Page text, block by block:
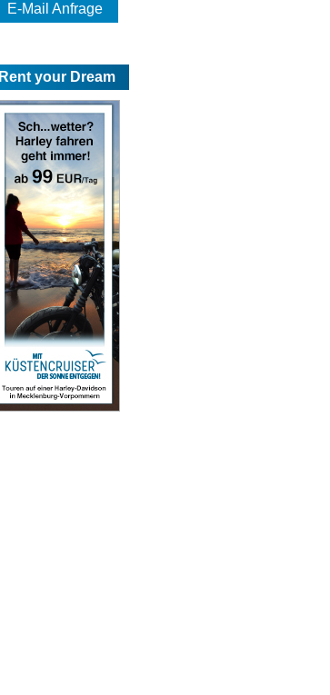
E-Mail Anfrage
Rent your Dream